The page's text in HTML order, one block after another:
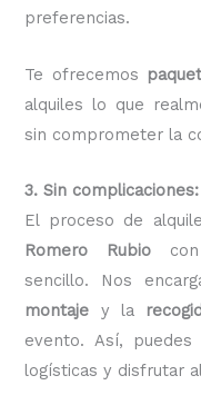
preferencias.
Te ofrecemos
alquiles lo que
sin comprometer la
3. Sin
El proceso de
Romero Rubio con
sencillo. Nos
montaje y la
evento. Así,
logísticas y disfrutar